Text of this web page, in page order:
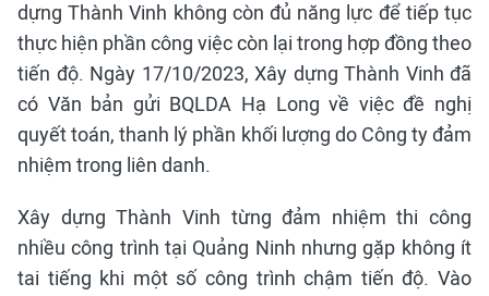
dựng Thành Vinh không còn đủ năng lực để tiếp tục
thực hiện phần công việc còn lại trong hợp đồng theo
tiến độ. Ngày 17/10/2023, Xây dựng Thành Vinh đã
có Văn bản gửi BQLDA Hạ Long về việc đề nghị
quyết toán, thanh lý phần khối lượng do Công ty đảm
nhiệm trong liên danh.
Xây dựng Thành Vinh từng đảm nhiệm thi công
nhiều công trình tại Quảng Ninh nhưng gặp không ít
tai tiếng khi một số công trình chậm tiến độ. Vào